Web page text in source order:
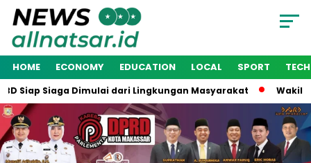
HOME ECONOMY EDUCATION LOCAL SPORT
Siaga Dimulai dari Lingkungan Masyarakat Wakil Wali